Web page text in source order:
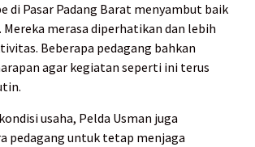
di Pasar Padang Barat menyambut baik
Mereka merasa diperhatikan dan lebih
Beberapa pedagang bahkan
agar kegiatan seperti ini terus
usaha, Pelda Usman juga
pedagang untuk tetap menjaga